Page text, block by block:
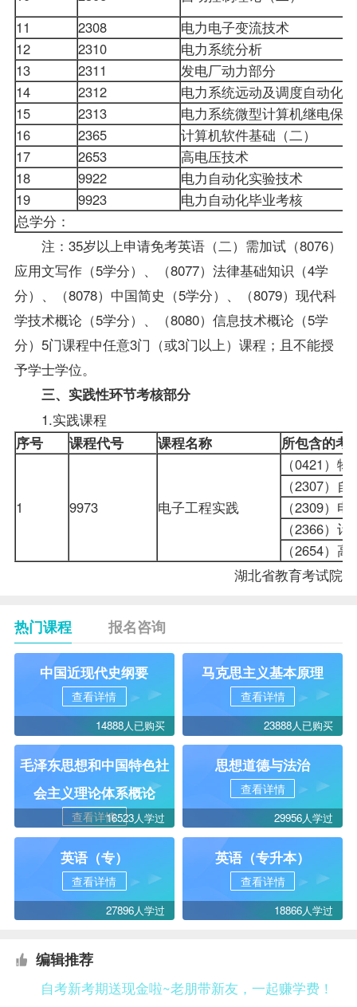
11
2308
电力电子变流技术
12
2310
电力系统分析
13
2311
发电厂动力部分
14
2312
电力系统远动及调度自动化
15
2313
电力系统微型计算机继电
16
2365
计算机软件基础（二）
17
2653
高电压技术
18
9922
电力自动化实验技术
19
9923
电力自动化毕业考核
总学分：
注：35岁以上申请免考英语（二）需加试（8076）
应用文写作（5学分）、（8077）法律基础知识（4学
分）、（8078）中国简史（5学分）、（8079）现代科
学技术概论（5学分）、（8080）信息技术概论（5学
分）5门课程中任意3门（或3门以上）课程；且不能授
予学士学位。
三、实践性环节考核部分
1.实践课程
序号 课程代号 课程名称 所包含的考
1 9973 电子工程实践
（0421）
（2307）
（2309）
（2366）
（2654）
湖北省教育考试院
热门课程 报名咨询
中国近现代史纲要
查看详情
14888人已购买
马克思主义基本原理
查看详情
23888人已购买
毛泽东思想和中国特色社
会主义理论体系概论
查看详情16523人学过
思想道德与法治
查看详情
29956人学过
英语（专）
查看详情
27896人学过
英语（专升本）
查看详情
18866人学过
编辑推荐
自考新考期送现金啦~老朋带新友，一起赚学费！